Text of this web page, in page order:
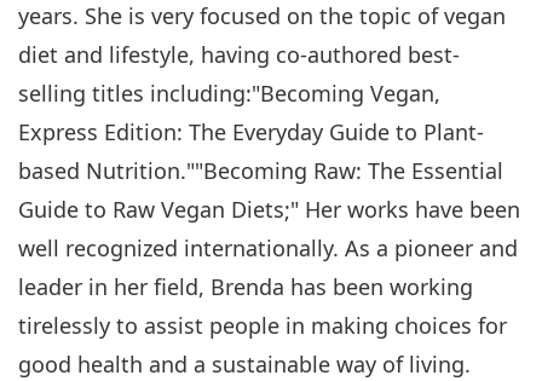
years. She is very focused on the topic of vegan
diet and lifestyle, having co-authored best-
selling titles including:"Becoming Vegan,
Express Edition: The Everyday Guide to Plant-
based Nutrition.""Becoming Raw: The Essential
Guide to Raw Vegan Diets;" Her works have been
well recognized internationally. As a pioneer and
leader in her field, Brenda has been working
tirelessly to assist people in making choices for
good health and a sustainable way of living.